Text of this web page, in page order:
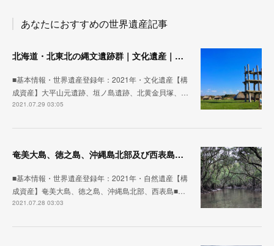
あなたにおすすめの世界遺産記事
北海道・北東北の縄文遺跡群｜文化遺産｜今日もどこかの世界遺産
■基本情報・世界遺産登録年：2021年・文化遺産【構
成資産】大平山元遺跡、垣ノ島遺跡、北黄金貝塚、…
2021.07.29 03:05
奄美大島、徳之島、沖縄島北部及び西表島｜自然遺産｜今日もどこかの世界遺産
■基本情報・世界遺産登録年：2021年・自然遺産【構
成資産】奄美大島、徳之島、沖縄島北部、西表島■…
2021.07.28 03:03